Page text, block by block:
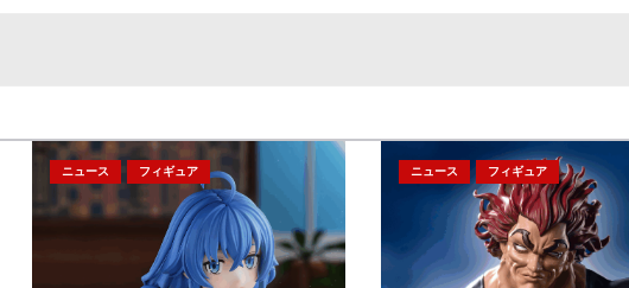
ニュース フィギュア ニュース フィギュア